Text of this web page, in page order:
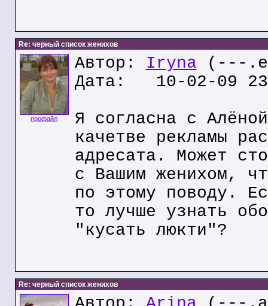
Re: черный список женихов
профайл
Автор: Iryna (---
Дата: 10-02-09
Я согласна с
качетве рекламы
адресата. Может
с Вашим женихом,
по этому поводу.
то лучше узнать
"кусать люкти"?
Re: черный список женихов